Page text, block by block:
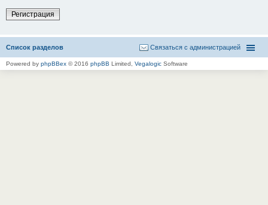
Регистрация
Список разделов Связаться с администрацией
Powered by phpBBex © 2016 phpBB Limited, Vegalogic Software